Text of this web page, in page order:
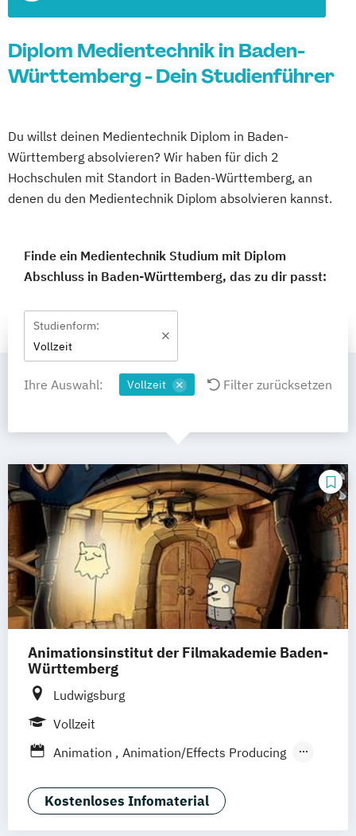
Diplom Medientechnik in Baden-
Württemberg - Dein Studienführer
Du willst deinen Medientechnik Diplom in Baden-
Württemberg absolvieren? Wir haben für dich 2
Hochschulen mit Standort in Baden-Württemberg, an
denen du den Medientechnik Diplom absolvieren kannst.
Finde ein Medientechnik Studium mit Diplom
Abschluss in Baden-Württemberg, das zu dir passt:
Studienform:
Vollzeit
Ihre Auswahl: Vollzeit Filter zurücksetzen
Animationsinstitut der Filmakademie Baden-
Württemberg
Ludwigsburg
Vollzeit
Animation
Animation/Effects Producing
Visual Effects
Kostenloses Infomaterial